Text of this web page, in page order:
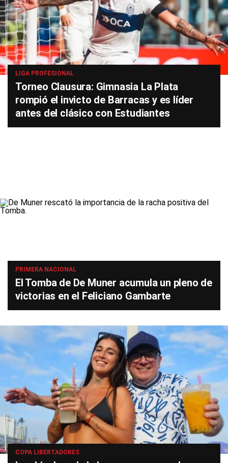
LIGA PROFESIONAL
Torneo Clausura: Gimnasia La Plata
rompió el invicto de Barracas y es líder
antes del clásico con Estudiantes
PRIMERA NACIONAL
El Tomba de De Muner acumula un pleno de
victorias en el Feliciano Gambarte
COPA LIBERTADORES